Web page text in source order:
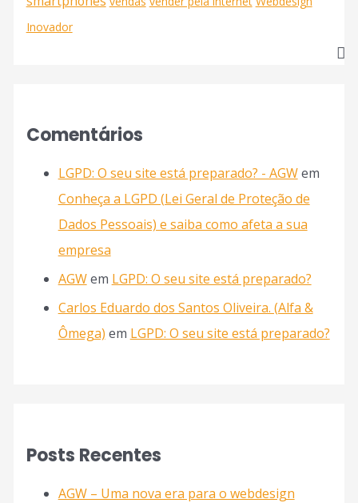
Inovador
Comentários
LGPD: O seu site está preparado? - AGWem
Conheça a LGPD (Lei Geral de Proteção de
Dados Pessoais) e saiba como afeta a sua
empresa
AGWem LGPD: O seu site está preparado?
Carlos Eduardo dos Santos Oliveira. (Alfa &
Ômega) em LGPD: O seu site está preparado?
Posts Recentes
AGW – Uma nova era para o webdesign